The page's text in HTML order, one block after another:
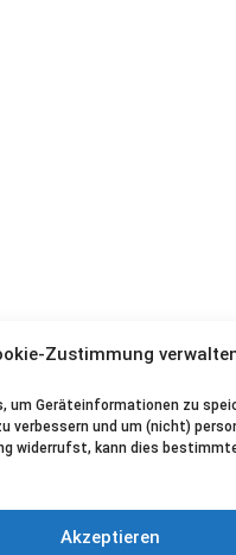
Zustimmung
um Geräteinformationen zu
verbessern und um (nicht)
widerrufst, kann dies
Akzeptieren